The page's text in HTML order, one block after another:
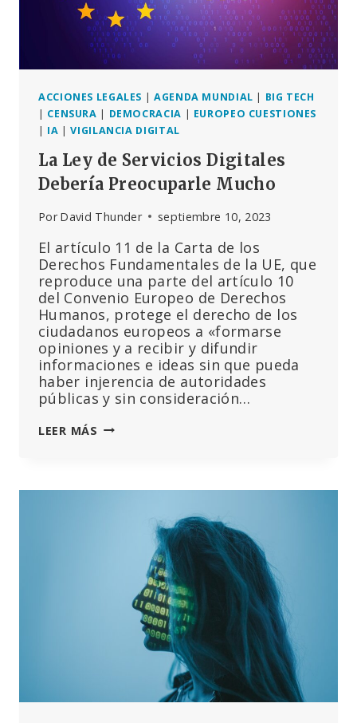
ACCIONES LEGALES | AGENDA MUNDIAL | BIG TECH
| CENSURA | DEMOCRACIA | EUROPEO CUESTIONES
| IA |VIGILANCIA DIGITAL
La Ley de Servicios Digitales
Debería Preocuparle Mucho
Por David Thunder septiembre 10, 2023
El artículo 11 de la Carta de los
Derechos Fundamentales de la UE, que
reproduce una parte del artículo 10
del Convenio Europeo de Derechos
Humanos, protege el derecho de los
ciudadanos europeos a «formarse
opiniones y a recibir y difundir
informaciones e ideas sin que pueda
haber injerencia de autoridades
públicas y sin consideración…
LEER MÁS LA
PREOCUPARLE